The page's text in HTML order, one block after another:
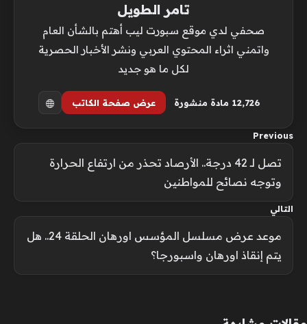
تامر الطويل
صحفي لدي موقع سبورت ليب أهتم بالشأن العام
واتمني اثراء المحتوي العربي ونشر الأخبار الحصرية
لكل ما هو جديد
12٬726 مادة منشورة عرض صفحة الكاتب
Previous
تصل لـ 42 درجة.. الأرصاد تحذر من ارتفاع الحرارة
وتوجه نصائح للمواطنين
التالي
موعد عرض مسلسل المؤسس اورهان الحلقة 24.. هل
يتم إنقاذ اورهان واسبورجا؟